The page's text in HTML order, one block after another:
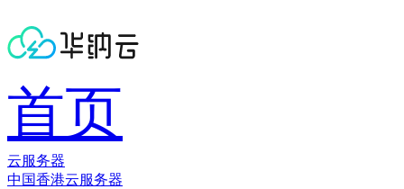
首页
云服务器
中国香港云服务器